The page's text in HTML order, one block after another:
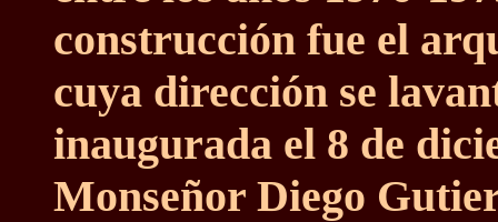
construcción fue el
cuya dirección se
inaugurada el 8 de
Monseñor Diego